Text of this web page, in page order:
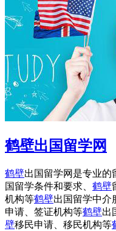
鹤壁出国留学网
鹤壁出国留学网是专业的
国留学条件和要求、 鹤壁
机构等鹤壁出国留学中介
申请、签证机构等鹤壁出
壁移民申请、移民机构等